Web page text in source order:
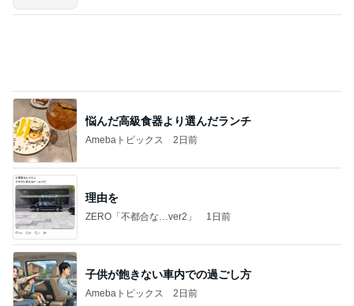
悩んだ高級食器より選んだランチ
Amebaトピックス 2日前
理由を
ZERO「不都合な…ver2」 1日前
子供が飽きない車内での過ごし方
Amebaトピックス 2日前